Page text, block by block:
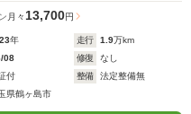
月々 13,700円
年 走行 1.9万km
08 修復
なし
付 整備
法定整備無
県鶴ヶ島市